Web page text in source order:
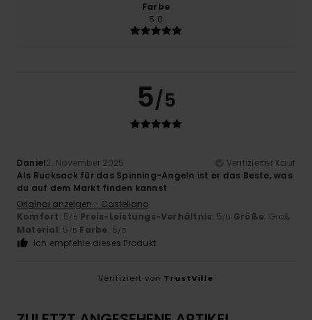
Farbe
5.0
5/5
Daniel2. November 2025
Verifizierter Kauf
Als Rucksack für das Spinning-Angeln ist er das Beste, was
du auf dem Markt finden kannst
Original anzeigen - Castellano
Komfort: 5/5 Preis-Leistungs-Verhältnis: 5/5 Größe: Groß
Material: 5 /5 Farbe: 5/5
Ich empfehle dieses Produkt
Verifiziert von TrustVille